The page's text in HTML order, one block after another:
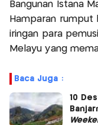
Bangunan Istana
Hamparan rumput
iringan para
Melayu yang
Baca Juga :
10